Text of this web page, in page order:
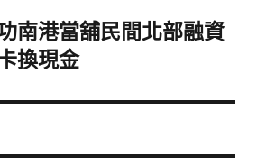
南港當舖民間北部融資
換現金